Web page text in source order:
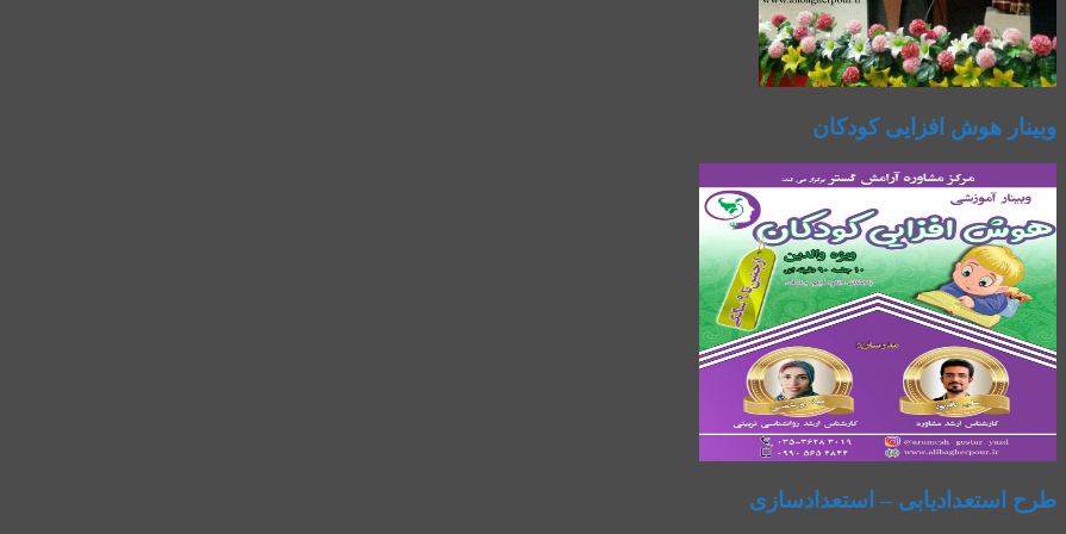
وبینار هوش افزایی کودکان
طرح استعدادیابی – استعدادسازی